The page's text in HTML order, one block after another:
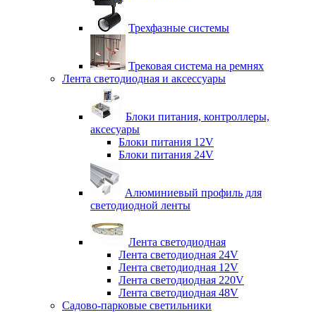
Трехфазные системы
Трековая система на ремнях
Лента светодиодная и аксессуары
Блоки питания, контроллеры,
аксесуары
Блоки питания 12V
Блоки питания 24V
Алюминиевый профиль для
светодиодной ленты
Лента светодиодная
Лента светодиодная 24V
Лента светодиодная 12V
Лента светодиодная 220V
Лента светодиодная 48V
Садово-парковые светильники